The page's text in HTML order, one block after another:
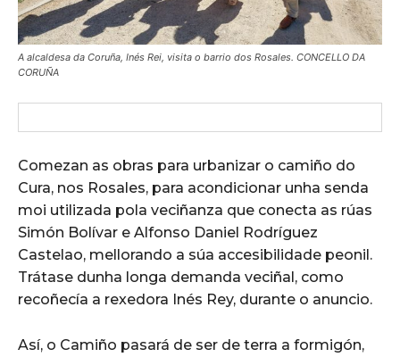
A alcaldesa da Coruña, Inés Rei, visita o barrio dos Rosales. CONCELLO DA
CORUÑA
Comezan as obras para urbanizar o camiño do
Cura, nos Rosales, para acondicionar unha senda
moi utilizada pola veciñanza que conecta as rúas
Simón Bolívar e Alfonso Daniel Rodríguez
Castelao, mellorando a súa accesibilidade peonil.
Trátase dunha longa demanda veciñal, como
recoñecía a rexedora Inés Rey, durante o anuncio.
Así, o Camiño pasará de ser de terra a formigón,